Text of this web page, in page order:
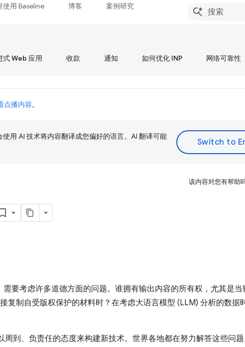
使用 Baseline 博客 案例研究
式 Web 应用 收款 通知 如何优化 INP 网络可靠性
点播内容。
用 AI 技术将内容翻译成您偏好的语言。AI 翻译可能
该内容对您有帮助
要考虑许多道德方面的问题。谁拥有输出内容的所有权，尤其是当
复制自受版权保护的材料时？在考虑大语言模型 (LLM) 分析的数据
周到、负责任的态度来构建新技术。世界各地都在努力解答这些问